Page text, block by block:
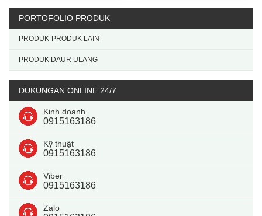
PORTOFOLIO PRODUK
PRODUK-PRODUK LAIN
PRODUK DAUR ULANG
DUKUNGAN ONLINE 24/7
Kinh doanh
0915163186
Kỹ thuật
0915163186
Viber
0915163186
Zalo